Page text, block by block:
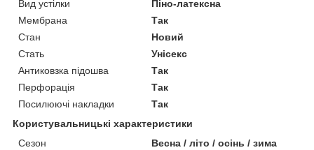
Вид устілки
Піно-латексна
Мембрана
Так
Стан
Новий
Стать
Унісекс
Антиковзка підошва
Так
Перфорація
Так
Посилюючі накладки
Так
Користувальницькі характеристики
Сезон
Весна / літо / осінь / зима